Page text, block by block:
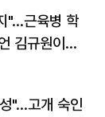
"…근육병 학
김규원이었
"…고개 숙인